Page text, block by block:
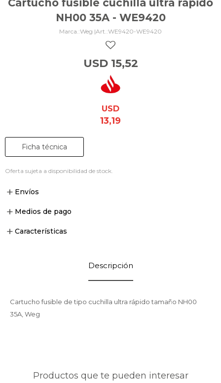
Cartucho fusible cuchilla ultra rápido
NH00 35A - WE9420
Weg | WE9420-WE9420
USD 15,52
USD
13,19
Ficha técnica
Oferta sujeta a disponibilidad de stock.
Envíos
Medios de pago
Características
Descripción
Cartucho fusible de tipo cuchilla ultra rápido tamaño NH00
35A, Weg
Productos que te pueden interesar